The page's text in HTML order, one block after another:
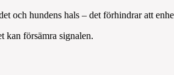
och hundens hals – det förhindrar att
kan försämra signalen.